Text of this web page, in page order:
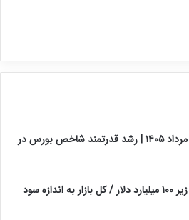
گزارش بورس امروز شنبه ۱۷ مرداد ۱۴۰۵ | رشد قدرتمند شاخص بورس در
سقوط ارزش بورس ایران به زیر ۱۰۰ میلیارد دلار / کل بازار به اندازه سود